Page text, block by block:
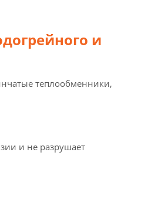
и
теплообменники,
и не разрушает